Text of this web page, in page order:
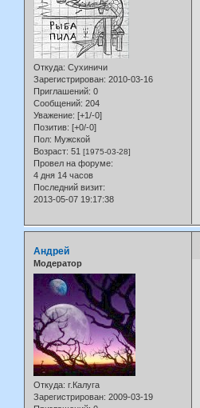
Откуда: Сухиничи
Зарегистрирован: 2010-03-16
Приглашений: 0
Сообщений: 204
Уважение: [+1/-0]
Позитив: [+0/-0]
Пол: Мужской
Возраст: 51 [1975-03-28]
Провел на форуме:
4 дня 14 часов
Последний визит:
2013-05-07 19:17:38
Андрей
Модератор
Откуда: г.Калуга
Зарегистрирован: 2009-03-19